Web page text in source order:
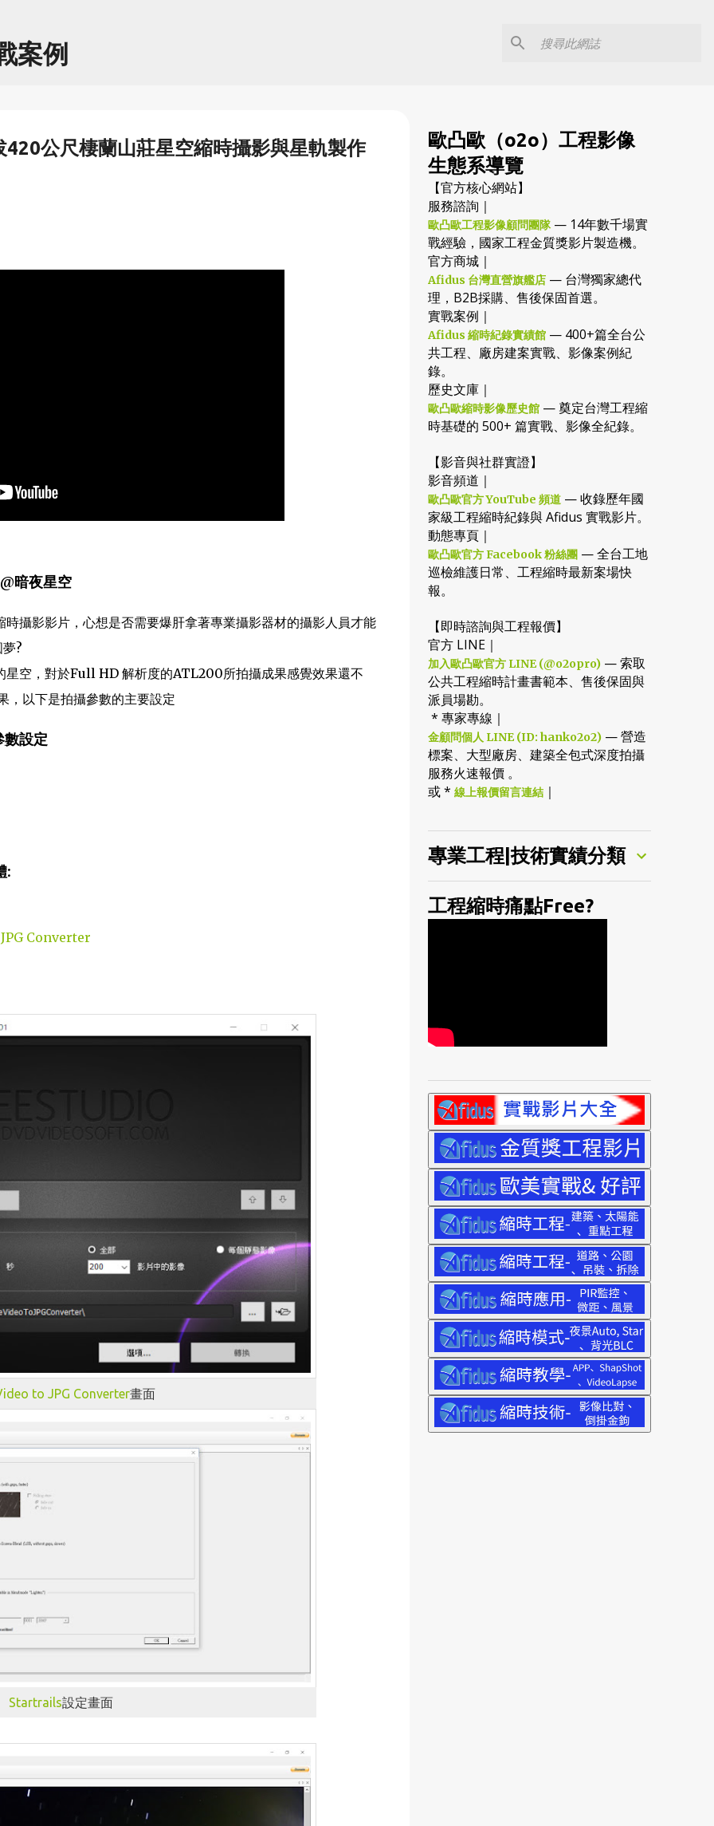
案例
公尺棲蘭山莊星空縮時攝影與星軌製作
暗夜星空
攝影影片，心想是否需要爆肝拿著專業攝影器材的攝影人員才能
?
空，對於Full HD 解析度的ATL200所拍攝成果感覺效果還不
，以下是拍攝參數的主要設定
數設定
:
Converter
to JPG Converter畫面
Startrails設定畫面
歐凸歐（o2o）工程影像
生態系導覽
【官方核心網站】
服務諮詢｜
歐凸歐工程影像顧問團隊— 14年數千場實
戰經驗，國家工程金質獎影片製造機。
官方商城｜
Afidus 台灣直營旗艦店— 台灣獨家總代
理，B2B採購、售後保固首選。
實戰案例｜
Afidus 縮時紀錄實績館— 400+篇全台公
共工程、廠房建案實戰、影像案例紀
錄。
歷史文庫｜
歐凸歐縮時影像歷史館— 奠定台灣工程縮
時基礎的 500+ 篇實戰、影像全紀錄。
【影音與社群實證】
影音頻道｜
歐凸歐官方 YouTube 頻道— 收錄歷年國
家級工程縮時紀錄與 Afidus 實戰影片。
動態專頁｜
歐凸歐官方 Facebook 粉絲團— 全台工地
巡檢維護日常、工程縮時最新案場快
報。
【即時諮詢與工程報價】
官方 LINE｜
加入歐凸歐官方 LINE (@o2opro)— 索取
公共工程縮時計畫書範本、售後保固與
派員場勘。
* 專家專線｜
金顧問個人 LINE (ID: hanko2o2)— 營造
標案、大型廠房、建築全包式深度拍攝
服務火速報價 。
或 * 線上報價留言連結｜
專業工程|技術實績分類
工程縮時痛點Free?